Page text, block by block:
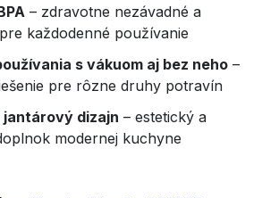
– zdravotne nezávadné a
každodenné používanie
s vákuom aj bez neho –
pre rôzne druhy potravín
jantárový dizajn – estetický a
modernej kuchyne